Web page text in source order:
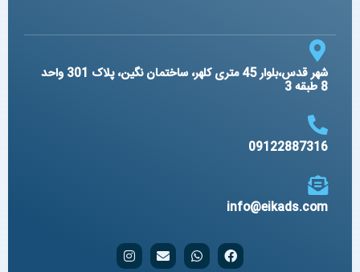
شهر قدس،بلوار 45 متری کلهر، ساختمان نگین، پلاک 301 واحد
09122887316
info@eikads.com